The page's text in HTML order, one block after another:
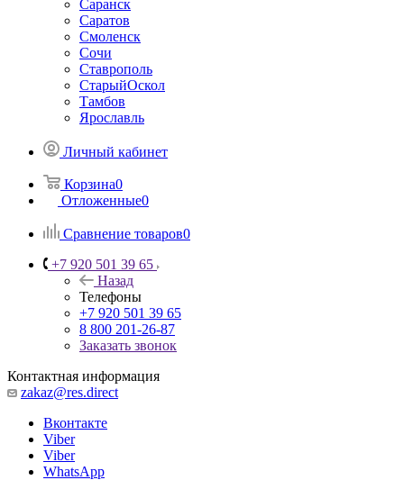
Саранск
Саратов
Смоленск
Сочи
Ставрополь
СтарыйОскол
Тамбов
Ярославль
Личный кабинет
Корзина0
Отложенные0
Сравнение товаров0
+7 920 501 39 65
Назад
Телефоны
+7 920 501 39 65
8 800 201-26-87
Заказать звонок
Контактная информация
zakaz@res.direct
Вконтакте
Viber
Viber
WhatsApp